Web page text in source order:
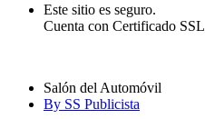
Este sitio es seguro.
Cuenta con Certificado SSL
Salón del Automóvil
By SS Publicista